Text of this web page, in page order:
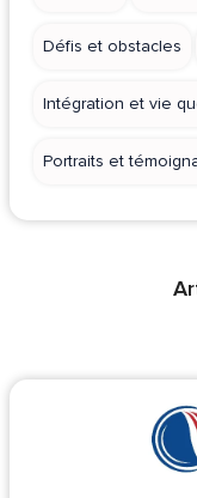
Défis et obstacles
Intégration et vie
Portraits et